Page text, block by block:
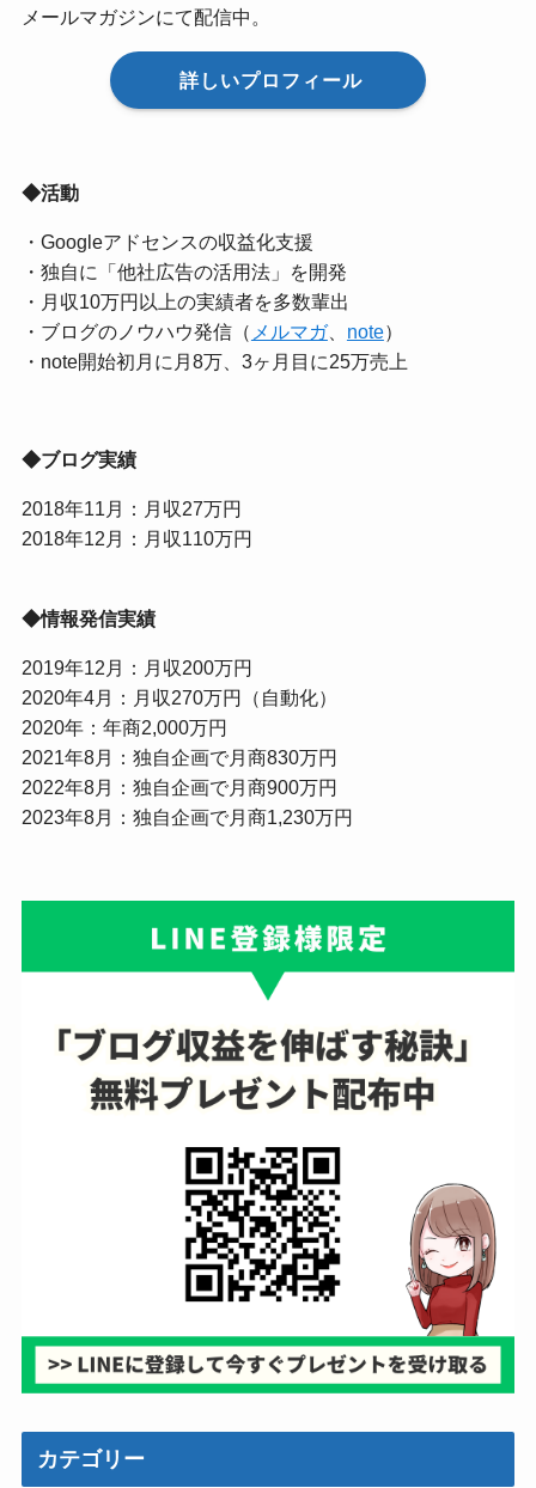
メールマガジンにて配信中。
詳しいプロフィール
◆活動
・Googleアドセンスの収益化支援
・独自に「他社広告の活用法」を開発
・月収10万円以上の実績者を多数輩出
・ブログのノウハウ発信（ メルマガ、 note）
・note開始初月に月8万、3ヶ月目に25万売上
◆ブログ実績
2018年11月：月収27万円
2018年12月：月収110万円
◆情報発信実績
2019年12月：月収200万円
2020年4月：月収270万円（自動化）
2020年：年商2,000万円
2021年8月：独自企画で月商830万円
2022年8月：独自企画で月商900万円
2023年8月：独自企画で月商1,230万円
カテゴリー